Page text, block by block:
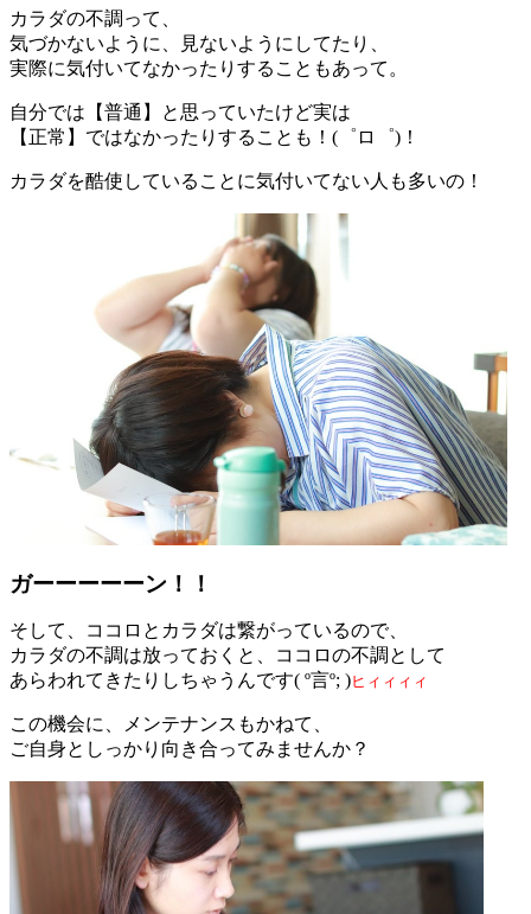
カラダの不調って、
気づかないように、見ないようにしてたり、
実際に気付いてなかったりすることもあって。
自分では【普通】と思っていたけど実は
【正常】ではなかったりすることも！(゜ロ゜)！
カラダを酷使していることに気付いてない人も多いの！
ガーーーーーン！！
そして、ココロとカラダは繋がっているので、
カラダの不調は放っておくと、ココロの不調として
あらわれてきたりしちゃうんです( º言º; )ヒィィィィ
この機会に、メンテナンスもかねて、
ご自身としっかり向き合ってみませんか？